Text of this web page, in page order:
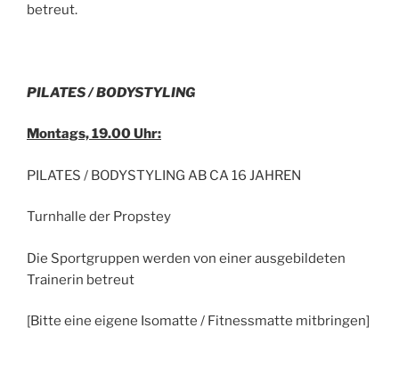
betreut.
PILATES / BODYSTYLING
Montags, 19.00 Uhr:
PILATES / BODYSTYLING AB CA 16 JAHREN
Turnhalle der Propstey
Die Sportgruppen werden von einer ausgebildeten
Trainerin betreut
[Bitte eine eigene Isomatte / Fitnessmatte mitbringen]